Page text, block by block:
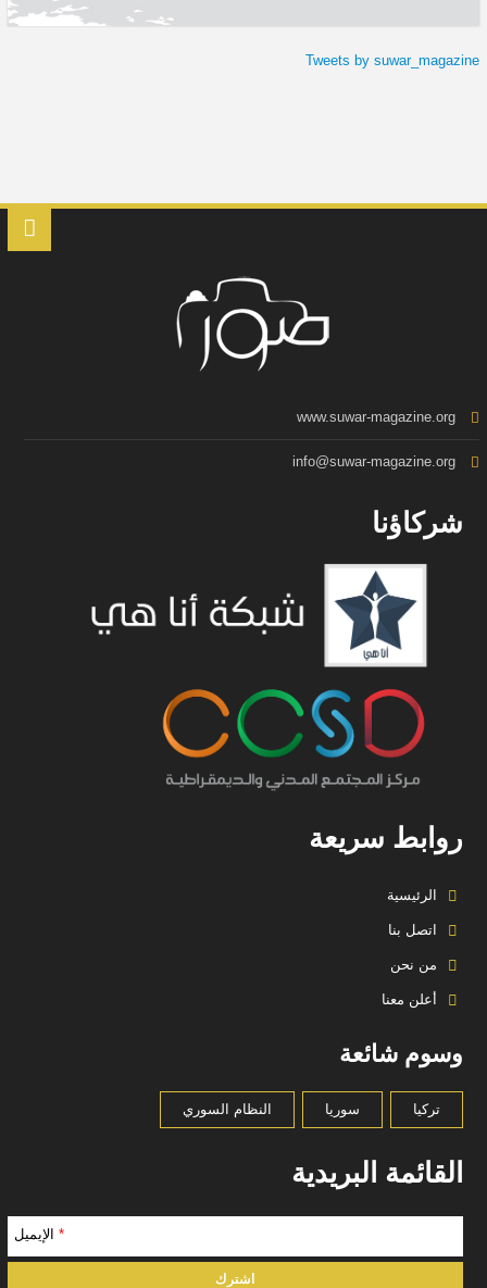
Tweets by suwar_magazine
www.suwar-magazine.org
info@suwar-magazine.org
شركاؤنا
روابط سريعة
الرئيسية
اتصل بنا
من نحن
أعلن معنا
وسوم شائعة
تركيا سوريا النظام السوري
القائمة البريدية
* الإيميل